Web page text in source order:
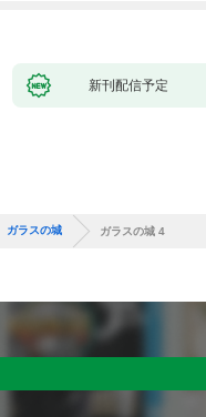
新刊配信予定
ガラスの城 ガラスの城 4